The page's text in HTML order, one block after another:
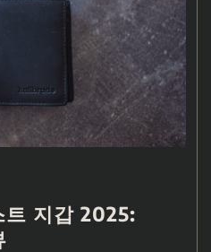
트 지갑 2025: